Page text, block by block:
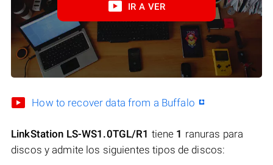
IR A VER
How to recover data from a Buffalo
LinkStation LS-WS1.0TGL/R1 tiene 1 ranuras para
discos y admite los siguientes tipos de discos: